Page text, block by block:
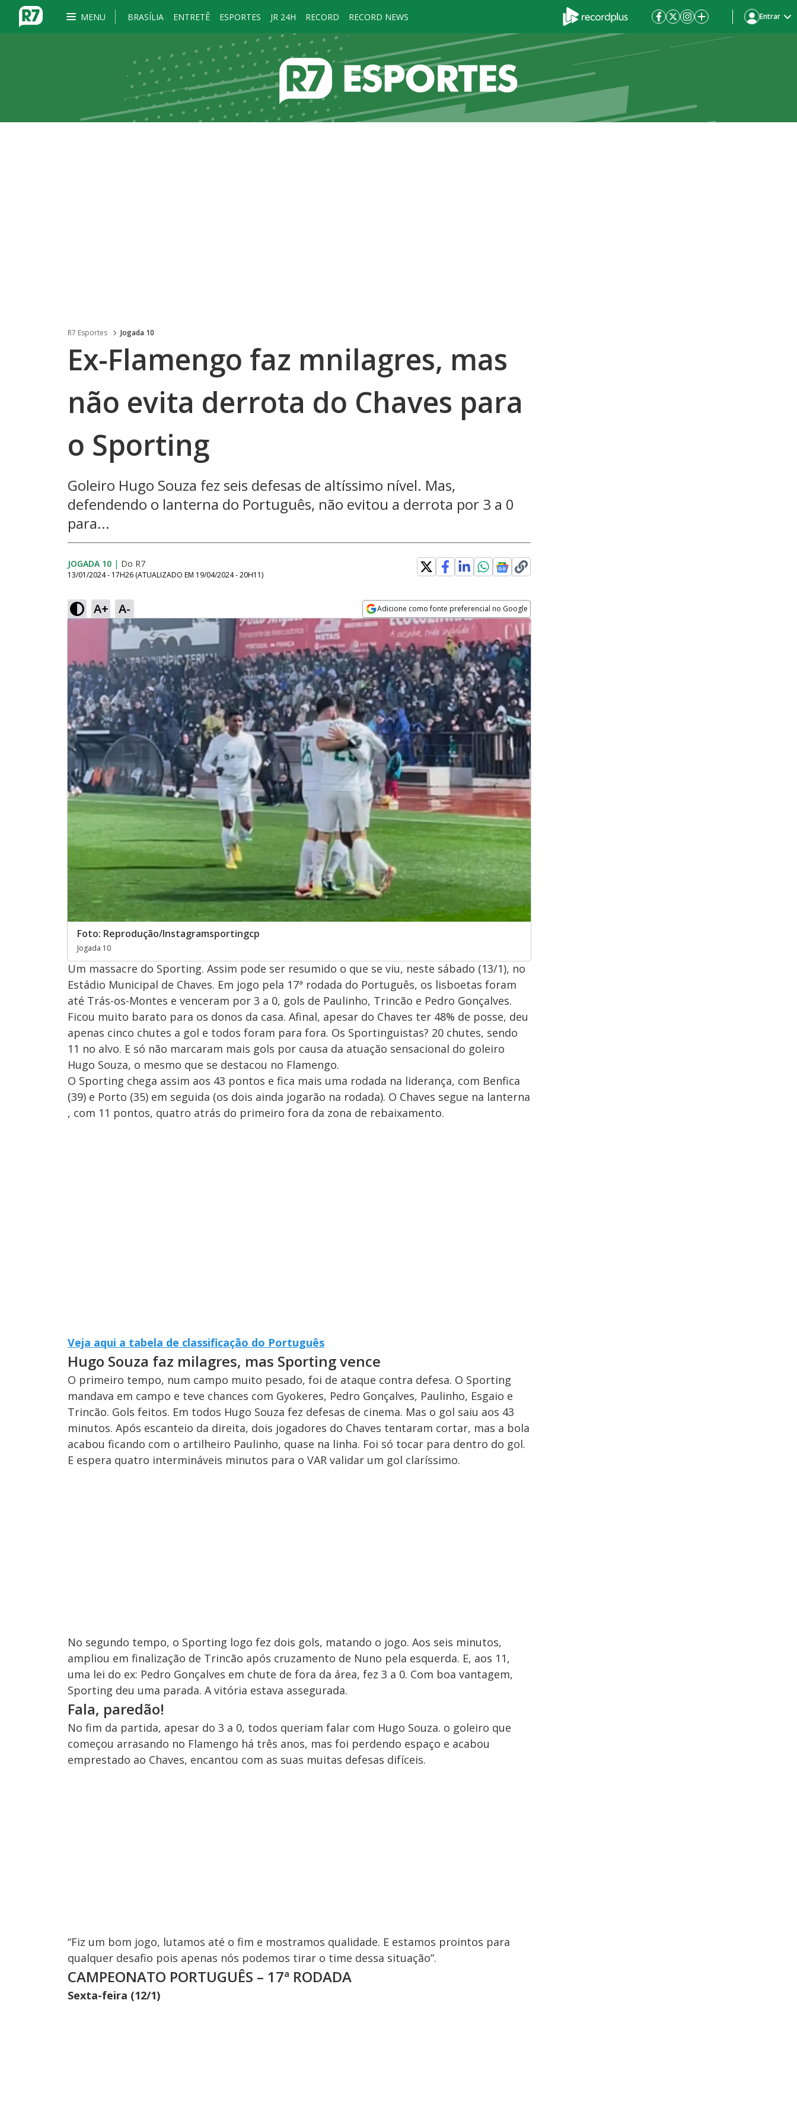
MENU BRASÍLIA ENTRETÊ ESPORTES JR 24H RECORD RECORD NEWS Entrar
R7 Esportes Jogada 10
Ex-Flamengo faz mnilagres, mas
não evita derrota do Chaves para
o Sporting
Goleiro Hugo Souza fez seis defesas de altíssimo nível. Mas,
defendendo o lanterna do Português, não evitou a derrota por 3 a 0
para...
JOGADA 10 | Do R7
13/01/2024 - 17H26 (ATUALIZADO EM 19/04/2024 - 20H11)
A+ A- Adicione como fonte preferencial no Google
Opens in new window
Foto: Reprodução/Instagramsportingcp
Jogada 10
Um massacre do Sporting. Assim pode ser resumido o que se viu, neste sábado (13/1), no
Estádio Municipal de Chaves. Em jogo pela 17ª rodada do Português, os lisboetas foram
até Trás-os-Montes e venceram por 3 a 0, gols de Paulinho, Trincão e Pedro Gonçalves.
Ficou muito barato para os donos da casa. Afinal, apesar do Chaves ter 48% de posse, deu
apenas cinco chutes a gol e todos foram para fora. Os Sportinguistas? 20 chutes, sendo
11 no alvo. E só não marcaram mais gols por causa da atuação sensacional do goleiro
Hugo Souza, o mesmo que se destacou no Flamengo.
O Sporting chega assim aos 43 pontos e fica mais uma rodada na liderança, com Benfica
(39) e Porto (35) em seguida (os dois ainda jogarão na rodada). O Chaves segue na lanterna
, com 11 pontos, quatro atrás do primeiro fora da zona de rebaixamento.
Veja aqui a tabela de classificação do Português
Hugo Souza faz milagres, mas Sporting vence
O primeiro tempo, num campo muito pesado, foi de ataque contra defesa. O Sporting
mandava em campo e teve chances com Gyokeres, Pedro Gonçalves, Paulinho, Esgaio e
Trincão. Gols feitos. Em todos Hugo Souza fez defesas de cinema. Mas o gol saiu aos 43
minutos. Após escanteio da direita, dois jogadores do Chaves tentaram cortar, mas a bola
acabou ficando com o artilheiro Paulinho, quase na linha. Foi só tocar para dentro do gol.
E espera quatro intermináveis minutos para o VAR validar um gol claríssimo.
No segundo tempo, o Sporting logo fez dois gols, matando o jogo. Aos seis minutos,
ampliou em finalização de Trincão após cruzamento de Nuno pela esquerda. E, aos 11,
uma lei do ex: Pedro Gonçalves em chute de fora da área, fez 3 a 0. Com boa vantagem,
Sporting deu uma parada. A vitória estava assegurada.
Fala, paredão!
No fim da partida, apesar do 3 a 0, todos queriam falar com Hugo Souza. o goleiro que
começou arrasando no Flamengo há três anos, mas foi perdendo espaço e acabou
emprestado ao Chaves, encantou com as suas muitas defesas difíceis.
“Fiz um bom jogo, lutamos até o fim e mostramos qualidade. E estamos prointos para
qualquer desafio pois apenas nós podemos tirar o time dessa situação”.
CAMPEONATO PORTUGUÊS – 17ª RODADA
Sexta-feira (12/1)